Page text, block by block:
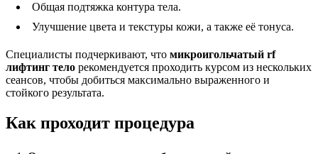
Общая подтяжка контура тела.
Улучшение цвета и текстуры кожи, а также её тонуса.
Специалисты подчеркивают, что микроигольчатый rf
лифтинг тело рекомендуется проходить курсом из нескольких
сеансов, чтобы добиться максимально выраженного и
стойкого результата.
Как проходит процедура